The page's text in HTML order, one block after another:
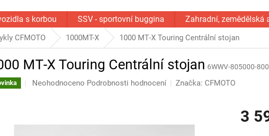
s korbou SSV - sportovní buggina Zahradní, zemědělská
CFMOTO 1000MT-X 1000 MT‑X Touring Centrální stojan
MT‑X Touring Centrální stojan 6WWV-805000-
Průměrné
0,0
Neohodnoceno Podrobnosti hodnocení Značka: CFMOTO
3